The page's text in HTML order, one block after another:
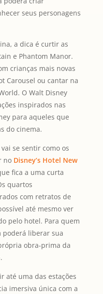
seus personagens
a dica é curtir as
e Phantom Manor.
crianças mais novas
Carousel ou cantar na
O Walt Disney
inspirados nas
para aqueles que
do cinema.
se sentir como os
no Disney’s Hotel New
fica a uma curta
quartos
com retratos de
até mesmo ver
pelo hotel. Para quem
poderá liberar sua
obra-prima da
até uma das estações
imersiva única com a